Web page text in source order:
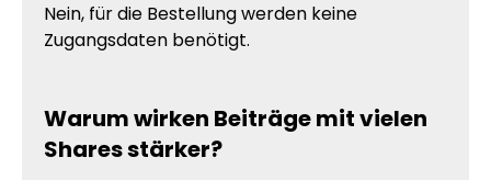
Nein, für die Bestellung werden keine
Zugangsdaten benötigt.
Warum wirken Beiträge mit vielen
Shares stärker?